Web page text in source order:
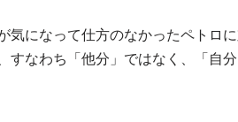
になって仕方のなかったペトロ
すなわち「他分」ではなく、「自